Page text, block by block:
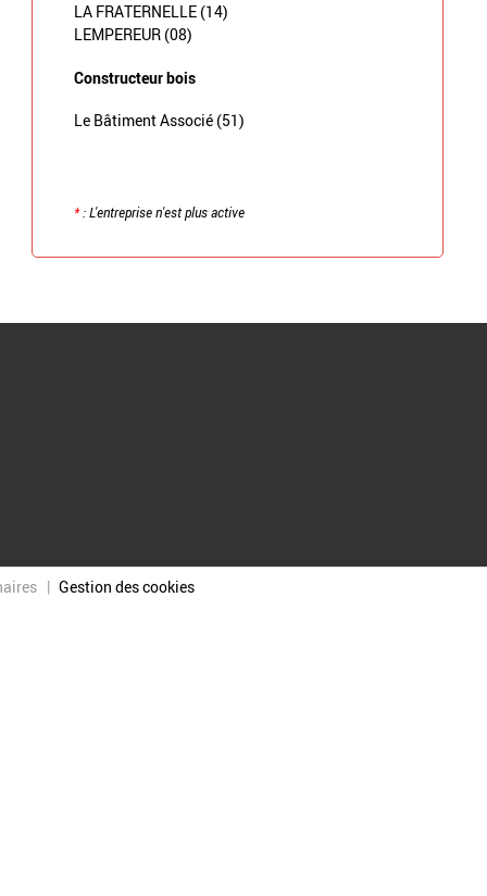
LA FRATERNELLE (14)
LEMPEREUR (08)
Constructeur bois
Le Bâtiment Associé (51)
*: L'entreprise n'est plus active
Gestion des cookies